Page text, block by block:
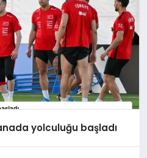
yolculuğu başladı